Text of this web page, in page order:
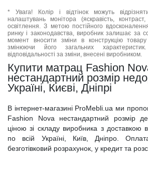
* Увага! Колір і відтінок можуть
налаштувань монітора (яскравість,
освітлення. З метою постійного
ринку і законодавства, виробник залишає за
момент вносити зміни в конструкцію
змінюючи його загальних
відповідальності за зміни, внесені виробником.
Купити матрац Fashion
нестандартний розмір
Україні, Києві, Дніпрі
В інтернет-магазині ProMebli.ua ми
Fashion Nova нестандартний розмір
ціною зі складу виробника з доставкою
по всій Україні, Київ, Дніпро.
безготівковий розрахунок, у кредит та